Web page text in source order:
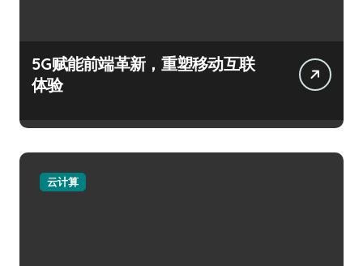
5G赋能前端革新，重塑移动互联
体验
云计算